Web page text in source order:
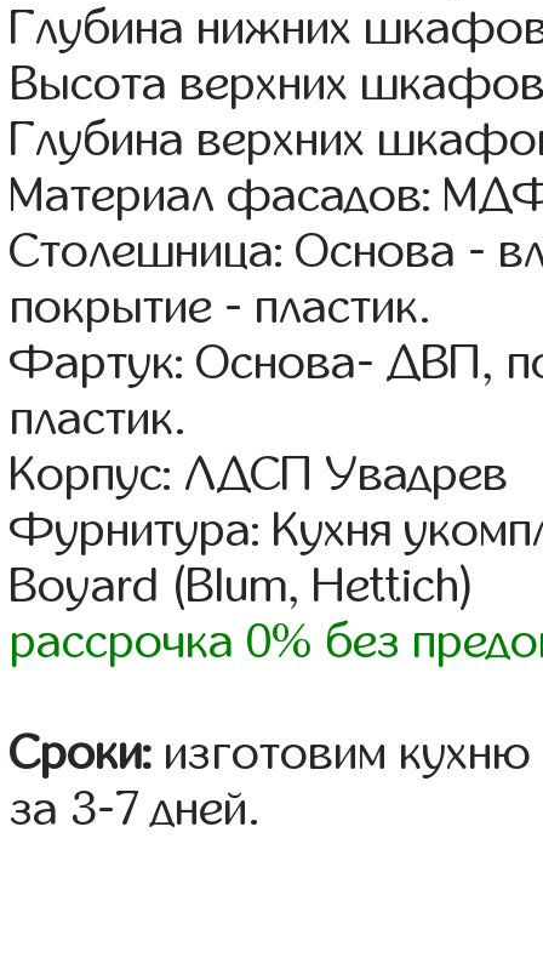
Глубина нижних
Высота верхних
Глубина верхних
Материал фасадов:
Столешница: Основа -
покрытие - пластик.
Фартук: Основа- ДВП,
пластик.
Корпус: ЛДСП Увадрев
Фурнитура: Кухня
Boyard (Blum, Hettich)
рассрочка 0% без
Сроки: изготовим
за 3-7 дней.